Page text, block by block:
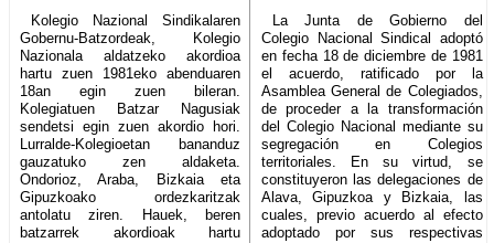
Kolegio Nazional Sindikalaren
Gobernu-Batzordeak, Kolegio
Nazionala aldatzeko akordioa
hartu zuen 1981eko abenduaren
18an egin zuen bileran.
Kolegiatuen Batzar Nagusiak
sendetsi egin zuen akordio hori.
Lurralde-Kolegioetan bananduz
gauzatuko zen aldaketa.
Ondorioz, Araba, Bizkaia eta
Gipuzkoako ordezkaritzak
antolatu ziren. Hauek, beren
batzarrek akordioak hartu
La Junta de Gobierno del
Colegio Nacional Sindical adoptó
en fecha 18 de diciembre de 1981
el acuerdo, ratificado por la
Asamblea General de Colegiados,
de proceder a la transformación
del Colegio Nacional mediante su
segregación en Colegios
territoriales. En su virtud, se
constituyeron las delegaciones de
Alava, Gipuzkoa y Bizkaia, las
cuales, previo acuerdo al efecto
adoptado por sus respectivas